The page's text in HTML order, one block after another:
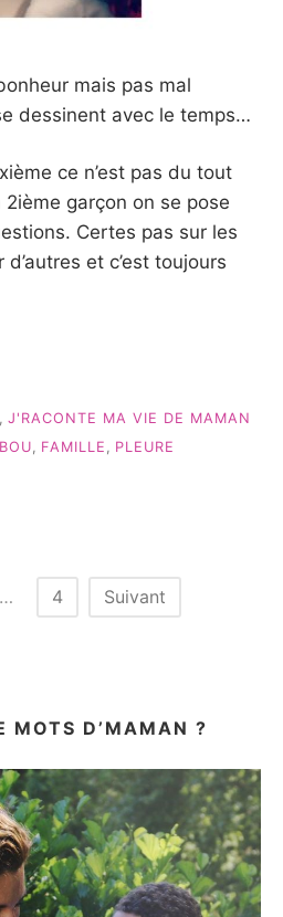
mais pas mal
dessinent avec le temps…
ce n’est pas du tout
2ième garçon on se pose
Certes pas sur les
et c’est toujours
J'RACONTE MA VIE DE MAMAN
, FAMILLE , PLEURE
… 4 Suivant
MOTS D’MAMAN ?